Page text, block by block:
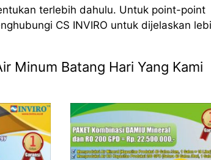
terlebih dahulu. Untuk point-point
CS INVIRO untuk dijelaskan
Minum Batang Hari Yang Kami